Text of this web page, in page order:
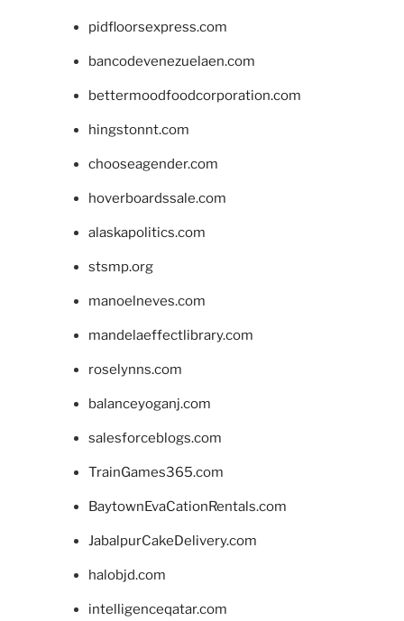
pidfloorsexpress.com
bancodevenezuelaen.com
bettermoodfoodcorporation.com
hingstonnt.com
chooseagender.com
hoverboardssale.com
alaskapolitics.com
stsmp.org
manoelneves.com
mandelaeffectlibrary.com
roselynns.com
balanceyoganj.com
salesforceblogs.com
TrainGames365.com
BaytownEvaCationRentals.com
JabalpurCakeDelivery.com
halobjd.com
intelligenceqatar.com